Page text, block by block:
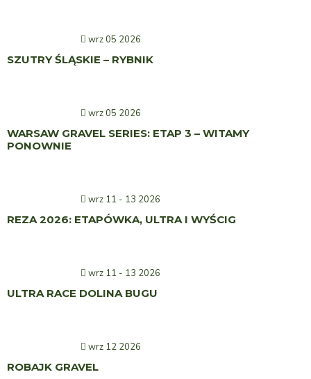
wrz 05 2026
SZUTRY ŚLĄSKIE – RYBNIK
wrz 05 2026
WARSAW GRAVEL SERIES: ETAP 3 – WITAMY
PONOWNIE
wrz 11 - 13 2026
REZA 2026: ETAPÓWKA, ULTRA I WYŚCIG
wrz 11 - 13 2026
ULTRA RACE DOLINA BUGU
wrz 12 2026
ROBAJK GRAVEL